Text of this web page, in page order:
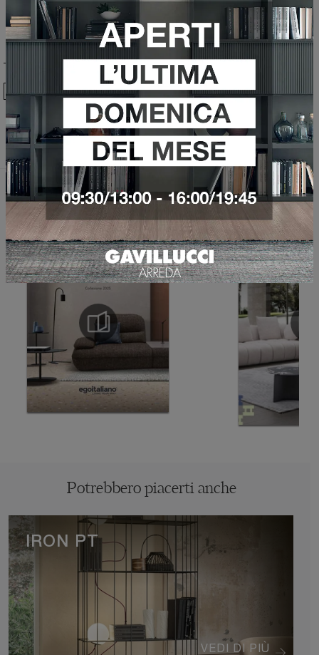
Sfoglia i cataloghi
Ho preso visione dellaPrivacy Policy
Invia
Potrebbero piacerti anche
VEDI DI PIÙ
IRON PT